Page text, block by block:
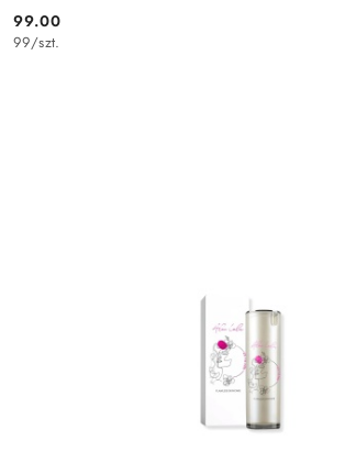
Cena:
99.00
99/szt.